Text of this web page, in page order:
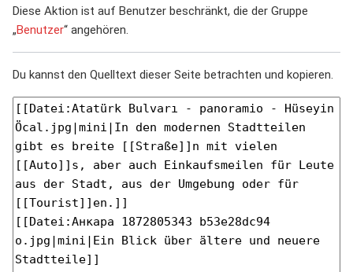
Diese Aktion ist auf Benutzer beschränkt, die der Gruppe
„Benutzer“ angehören.
Du kannst den Quelltext dieser Seite betrachten und kopieren.